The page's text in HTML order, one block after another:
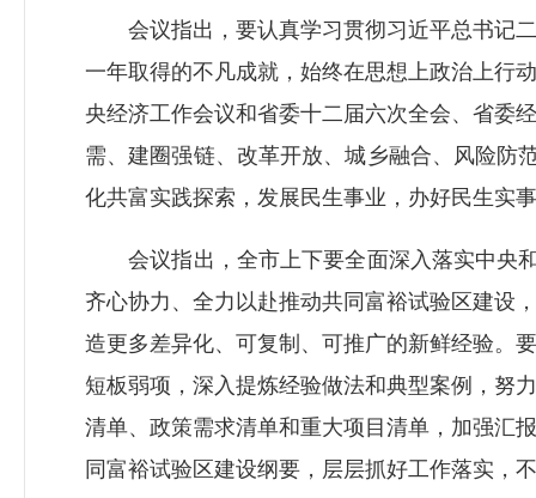
会议指出，要认真学习贯彻习近平总书记二
一年取得的不凡成就，始终在思想上政治上行
央经济工作会议和省委十二届六次全会、省委
需、建圈强链、改革开放、城乡融合、风险防
化共富实践探索，发展民生事业，办好民生实
会议指出，全市上下要全面深入落实中央和
齐心协力、全力以赴推动共同富裕试验区建设
造更多差异化、可复制、可推广的新鲜经验。
短板弱项，深入提炼经验做法和典型案例，努
清单、政策需求清单和重大项目清单，加强汇
同富裕试验区建设纲要，层层抓好工作落实，